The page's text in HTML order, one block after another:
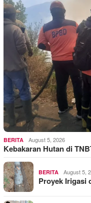
BERITA August 5, 2026
Kebakaran Hutan di
BERITA August 5,
Proyek Irigasi